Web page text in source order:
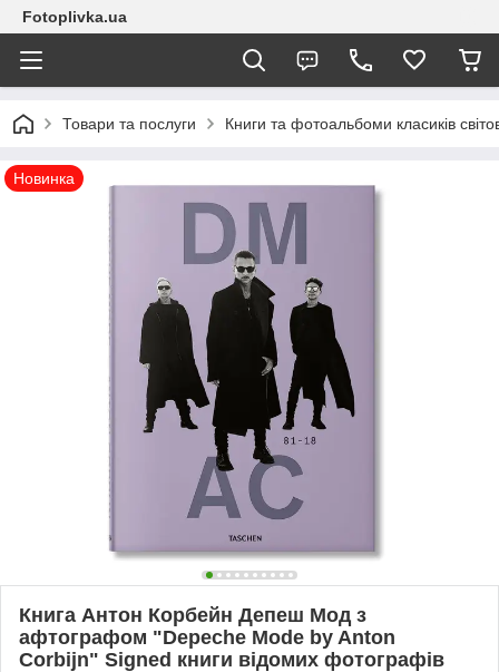
Fotoplivka.ua
Товари та послуги Книги та фотоальбоми класиків
Новинка
Книга Антон Корбейн Депеш Мод з
афтографом "Depeche Mode by Anton
Corbijn" Signed книги відомих фотографів